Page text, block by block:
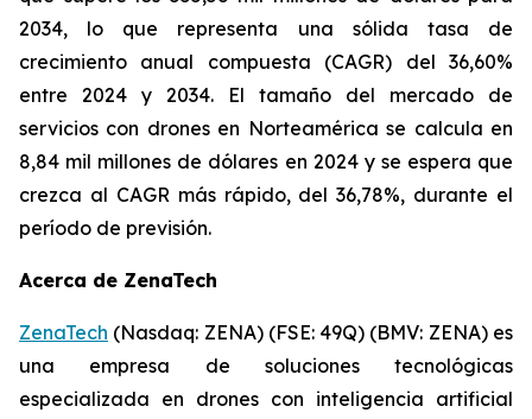
2034, lo que representa una sólida tasa de
crecimiento anual compuesta (CAGR) del 36,60%
entre 2024 y 2034. El tamaño del mercado de
servicios con drones en Norteamérica se calcula en
8,84 mil millones de dólares en 2024 y se espera que
crezca al CAGR más rápido, del 36,78%, durante el
período de previsión.
Acerca de ZenaTech
ZenaTech (Nasdaq: ZENA) (FSE: 49Q) (BMV: ZENA) es
una empresa de soluciones tecnológicas
especializada en drones con inteligencia artificial